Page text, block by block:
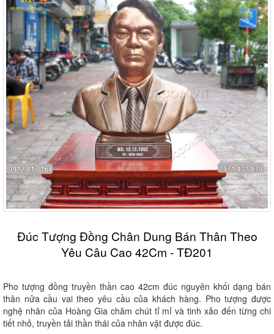
Đúc Tượng Đồng Chân Dung Bán Thân Theo
Yêu Câu Cao 42Cm - TĐ201
Pho tượng đồng truyền thần cao 42cm đúc nguyên khối dạng bán
thân nửa cầu vai theo yêu cầu của khách hàng. Pho tượng được
nghệ nhân của Hoàng Gia chăm chút tỉ mỉ và tinh xảo đến từng chi
tiết nhỏ, truyền tải thần thái của nhân vật được đúc.